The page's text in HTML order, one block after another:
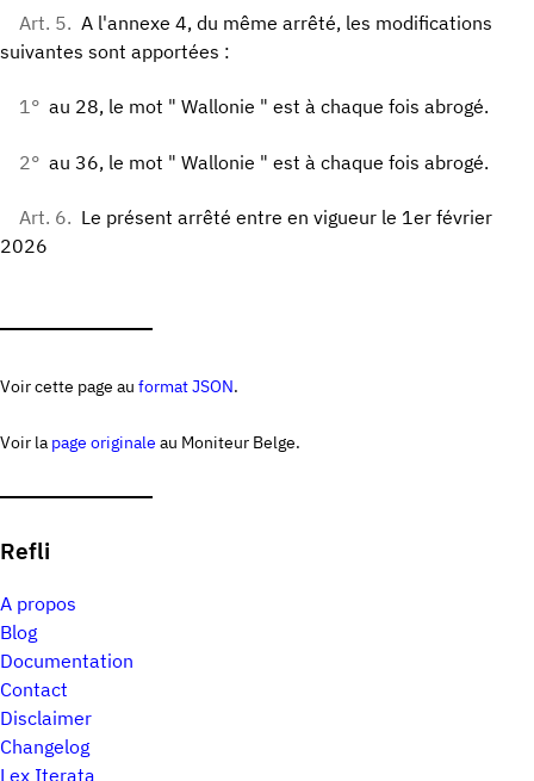
Art. 5. A l'annexe 4, du même arrêté, les modifications
suivantes sont apportées :
1° au 28, le mot " Wallonie " est à chaque fois abrogé.
2° au 36, le mot " Wallonie " est à chaque fois abrogé.
Art. 6. Le présent arrêté entre en vigueur le 1er février
2026
Voir cette page au format JSON.
Voir la page originale au Moniteur Belge.
Refli
A propos
Blog
Documentation
Contact
Disclaimer
Changelog
Lex Iterata